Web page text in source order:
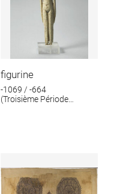
figurine
-1069 / -664
(Troisième Période